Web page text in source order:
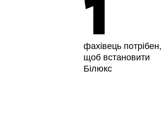
1
фахівець потрібен,
щоб встановити
Білюкс